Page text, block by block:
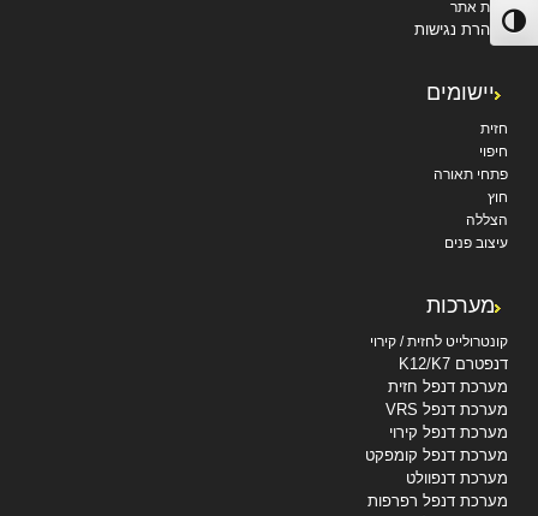
הפעל/כבה ניגודיות גבוהה
מפת אתר
הצהרת נגישות
יישומים
חזית
חיפוי
פתחי תאורה
חוץ
הצללה
עיצוב פנים
מערכות
קונטרולייט לחזית / קירוי
דנפטרם K12/K7
מערכת דנפל חזית
מערכת דנפל VRS
מערכת דנפל קירוי
מערכת דנפל קומפקט
מערכת דנפוולט
מערכת דנפל רפרפות